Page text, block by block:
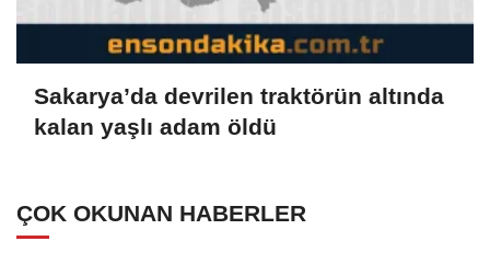
Sakarya’da devrilen traktörün altında
kalan yaşlı adam öldü
ÇOK OKUNAN HABERLER